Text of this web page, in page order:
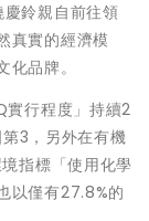
鈴親自前往領
真實的經濟模
品牌。
實行程度」持續2
3，另外在有機
指標「使用化學
以僅有27.8%的